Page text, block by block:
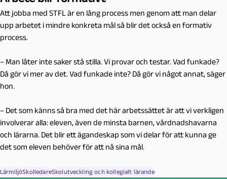
Att jobba med STFL är en lång process men genom att man delar
upp arbetet i mindre konkreta mål så blir det också en formativ
process.
– Man låter inte saker stå stilla. Vi provar och testar. Vad funkade?
Då gör vi mer av det. Vad funkade inte? Då gör vi något annat, säger
hon.
– Det som känns så bra med det här arbetssättet är att vi verkligen
involverar alla: eleven, även de minsta barnen, vårdnadshavarna
och lärarna. Det blir ett ägandeskap som vi delar för att kunna ge
det som eleven behöver för att nå sina mål.
LärmiljöSkolledareSkolutveckling och kollegialt lärande